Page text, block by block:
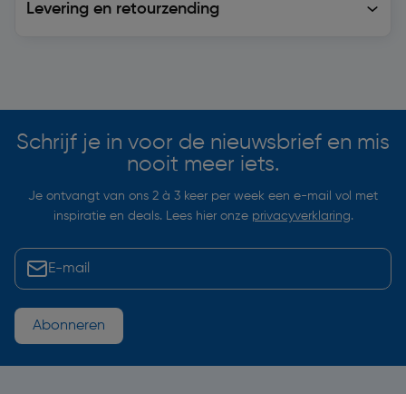
Levering en retourzending
Schrijf je in voor de nieuwsbrief en mis
nooit meer iets.
Je ontvangt van ons 2 à 3 keer per week een e-mail vol met
inspiratie en deals. Lees hier onze privacyverklaring.
Abonneren